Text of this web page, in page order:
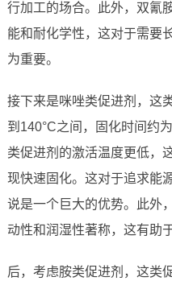
行加工的场合。此外，双氰
能和耐化学性，这对于需要
为重要。
接下来是咪唑类促进剂，这
到140°C之间，固化时间约
类促进剂的激活温度更低，
现快速固化。这对于追求能
说是一个巨大的优势。此外
动性和润湿性著称，这有助
后，考虑胺类促进剂，这类